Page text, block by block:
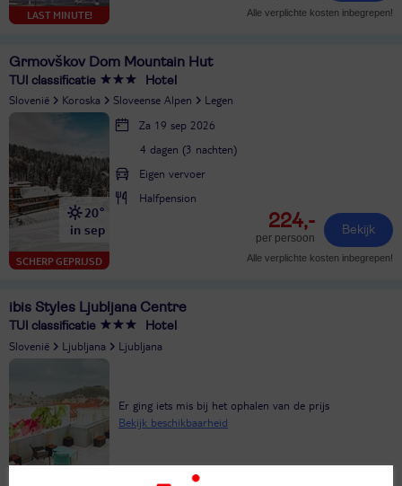
LAST MINUTE! Alle verplichte kosten inbegrepen!
Grmovškov Dom Mountain Hut
TUI classificatie Hotel
Slovenië Koroska Sloveense Alpen Legen
SCHERP GEPRIJSD
20°
in sep
Za 19 sep 2026
4 dagen (3 nachten)
Eigen vervoer
Halfpension
224,-
per persoon
Bekijk
Alle verplichte kosten inbegrepen!
ibis Styles Ljubljana Centre
TUI classificatie Hotel
Slovenië Ljubljana Ljubljana
Er ging iets mis bij het ophalen van de prijs
Bekijk beschikbaarheid